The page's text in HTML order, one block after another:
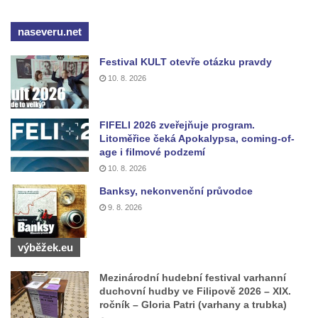
Kašna na křižovatce v Cítolibech
Studna u kostela Narození Panny Marie v
Libochovanech
Masaryka v České Lípě
Kašna na Mírovém náměstí v Postoloprtech
před domem čp. 2150 v Litvínově
Kamenná nádrž na vodu před kostelem
svatých Šimona a Judy v Lipové u Šluknova
Kašna na náměstí ve Chřibské
Kašna v bývalém parku ve Sládkově ulici u
Domova seniorů v České Kamenici
naseveru.net
Festival KULT otevře otázku pravdy
10. 8. 2026
FIFELI 2026 zveřejňuje program.
Litoměřice čeká Apokalypsa, coming-of-
age i filmové podzemí
10. 8. 2026
Banksy, nekonvenční průvodce
9. 8. 2026
výběžek.eu
Mezinárodní hudební festival varhanní
duchovní hudby ve Filipově 2026 – XIX.
ročník – Gloria Patri (varhany a trubka)